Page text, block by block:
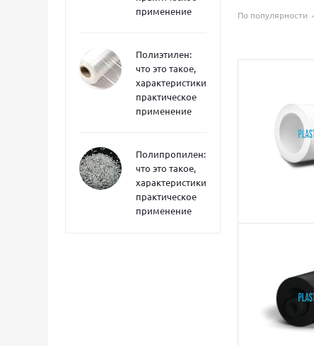
применение
Полиэтилен:
что это такое,
характеристики,
практическое
применение
Полипропилен:
что это такое,
характеристики,
практическое
применение
По популярности